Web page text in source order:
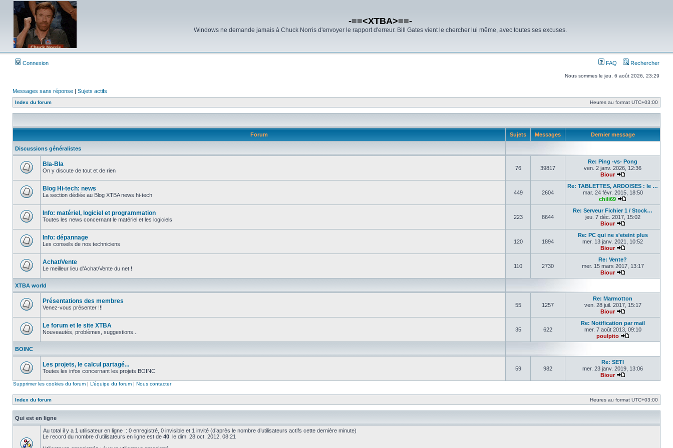
-==<XTBA>==-
Windows ne demande jamais à Chuck Norris d'envoyer le rapport d'erreur. Bill Gates vient le chercher lui même, avec toutes ses excuses.
Connexion FAQ Rechercher
Nous sommes le jeu. 6 août 2026, 23:29
Messages sans réponse | Sujets actifs
Index du forum Heures au format UTC+03:00
Forum Sujets Messages Dernier message
Discussions généralistes
message
non
Bla-Bla
On y discute de tout et de rien 76 39817
Re: Ping -vs- Pong
ven. 2 janv. 2026, 12:36
Biour
Voir le dernier
message
non
Blog Hi-tech: news
La section dédiée au Blog XTBA news hi-tech 449 2604
Re: TABLETTES, ARDOISES : le …
mar. 24 févr. 2015, 18:50
chili69
Voir le dernier
message
non
Info: matériel, logiciel et programmation
Toutes les news concernant le matériel et les logiciels 223 8644
Re: Serveur Fichier 1 / Stock…
jeu. 7 déc. 2017, 15:02
Biour
Voir le dernier
message
non
Info: dépannage
Les conseils de nos techniciens 120 1894
Re: PC qui ne s'eteint plus
mer. 13 janv. 2021, 10:52
Biour
Voir le dernier
message
non
lu
Achat/Vente
Le meilleur lieu d’Achat/Vente du net ! 110 2730
Re: Vente?
mer. 15 mars 2017, 13:17
Biour
Voir le dernier
XTBA world
message
non
Présentations des membres
Venez-vous présenter !!! 55 1257
Re: Marmotton
ven. 28 juil. 2017, 15:17
Biour
Voir le dernier
message
lu
Le forum et le site XTBA
Nouveautés, problèmes, suggestions... 35 622
Re: Notification par mail
mer. 7 août 2013, 09:10
poulpito
Voir le dernier
BOINC
message
Les projets, le calcul partagé...
Toutes les infos concernant les projets BOINC 59 982
Re: SETI
mer. 23 janv. 2019, 13:06
Biour
Voir le dernier
Supprimer les cookies du forum | L’équipe du forum | Nous contacter
Index du forum Heures au format UTC+03:00
Qui est en ligne
Au total il y a 1 utilisateur en ligne :: 0 enregistré, 0 invisible et 1 invité (d’après le nombre d’utilisateurs actifs cette dernière minute)
Le record du nombre d’utilisateurs en ligne est de 40 , le dim. 28 oct. 2012, 08:21